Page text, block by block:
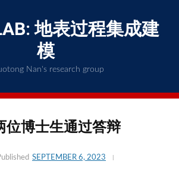
to
content
地表过程集成建
模
Nan's research group
位博士生通过答辩
SEPTEMBER 6, 2023